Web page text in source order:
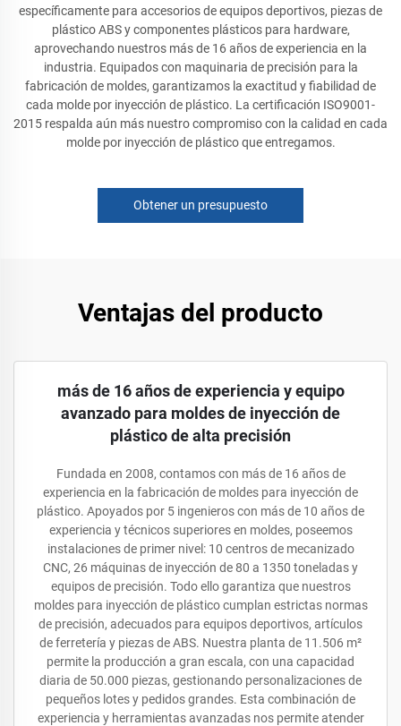
específicamente para accesorios de equipos deportivos, piezas de
plástico ABS y componentes plásticos para hardware,
aprovechando nuestros más de 16 años de experiencia en la
industria. Equipados con maquinaria de precisión para la
fabricación de moldes, garantizamos la exactitud y fiabilidad de
cada molde por inyección de plástico. La certificación ISO9001-
2015 respalda aún más nuestro compromiso con la calidad en cada
molde por inyección de plástico que entregamos.
Obtener un presupuesto
Ventajas del producto
más de 16 años de experiencia y equipo
avanzado para moldes de inyección de
plástico de alta precisión
Fundada en 2008, contamos con más de 16 años de
experiencia en la fabricación de moldes para inyección de
plástico. Apoyados por 5 ingenieros con más de 10 años de
experiencia y técnicos superiores en moldes, poseemos
instalaciones de primer nivel: 10 centros de mecanizado
CNC, 26 máquinas de inyección de 80 a 1350 toneladas y
equipos de precisión. Todo ello garantiza que nuestros
moldes para inyección de plástico cumplan estrictas normas
de precisión, adecuados para equipos deportivos, artículos
de ferretería y piezas de ABS. Nuestra planta de 11.506 m²
permite la producción a gran escala, con una capacidad
diaria de 50.000 piezas, gestionando personalizaciones de
pequeños lotes y pedidos grandes. Esta combinación de
experiencia y herramientas avanzadas nos permite atender